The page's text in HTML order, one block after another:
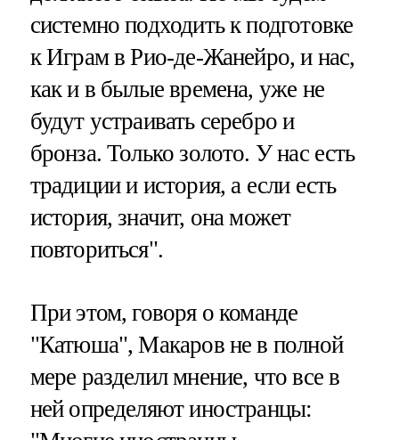
системно подходить к подготовке
к Играм в Рио-де-Жанейро, и нас,
как и в былые времена, уже не
будут устраивать серебро и
бронза. Только золото. У нас есть
традиции и история, а если есть
история, значит, она может
повториться".
При этом, говоря о команде
"Катюша", Макаров не в полной
мере разделил мнение, что все в
ней определяют иностранцы: